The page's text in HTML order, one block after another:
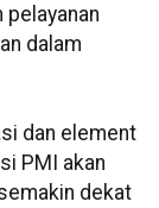
pelayanan
dalam
dan element
PMI akan
dekat